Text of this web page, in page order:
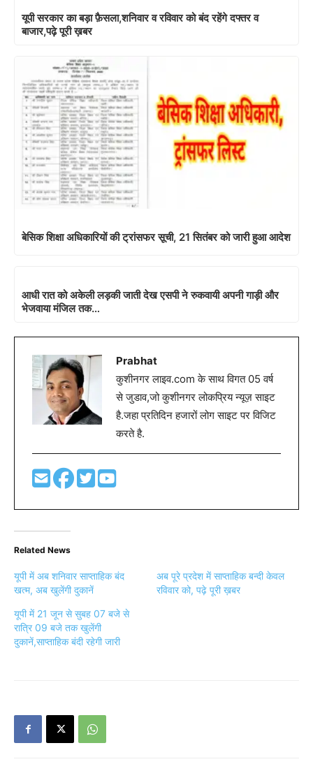
यूपी सरकार का बड़ा फ़ैसला,शनिवार व रविवार को बंद रहेंगे दफ्तर व
बाजार,पढ़े पूरी ख़बर
बेसिक शिक्षा अधिकारियों की ट्रांसफर सूची, 21 सितंबर को जारी हुआ आदेश
आधी रात को अकेली लड़की जाती देख एसपी ने रुकवायी अपनी गाड़ी और
भेजवाया मंजिल तक…
Prabhat
कुशीनगर लाइव.com के साथ विगत 05 वर्ष
से जुडाव,जो कुशीनगर लोकप्रिय न्यूज़ साइट
है.जहा प्रतिदिन हजारों लोग साइट पर विजिट
करते है.
Related News
यूपी में अब शनिवार साप्ताहिक बंद
खत्म, अब खुलेंगी दुकानें
अब पूरे प्रदेश में साप्ताहिक बन्दी केवल
रविवार को, पढ़े पूरी ख़बर
यूपी में 21 जून से सुबह 07 बजे से
रात्रि 09 बजे तक खुलेंगी
दुकानें,साप्ताहिक बंदी रहेगी जारी